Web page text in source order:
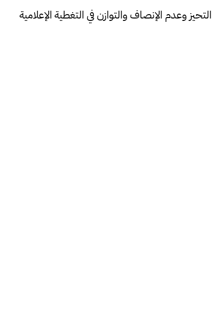
التحيز وعدم الإنصاف والتوازن في التغطية الإعلامية